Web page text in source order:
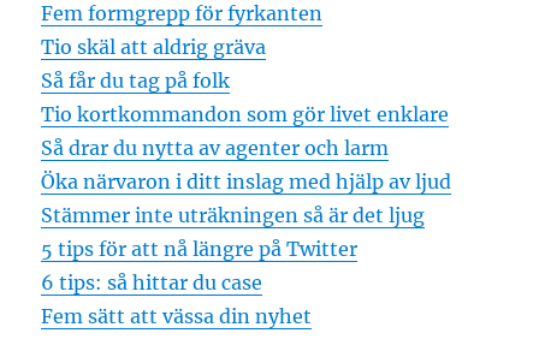
Fem formgrepp för fyrkanten
Tio skäl att aldrig gräva
Så får du tag på folk
Tio kortkommandon som gör livet enklare
Så drar du nytta av agenter och larm
Öka närvaron i ditt inslag med hjälp av ljud
Stämmer inte uträkningen så är det ljug
5 tips för att nå längre på Twitter
6 tips: så hittar du case
Fem sätt att vässa din nyhet